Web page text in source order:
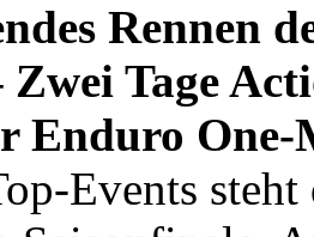
Rennen
Zwei Tage
Enduro One-
Events